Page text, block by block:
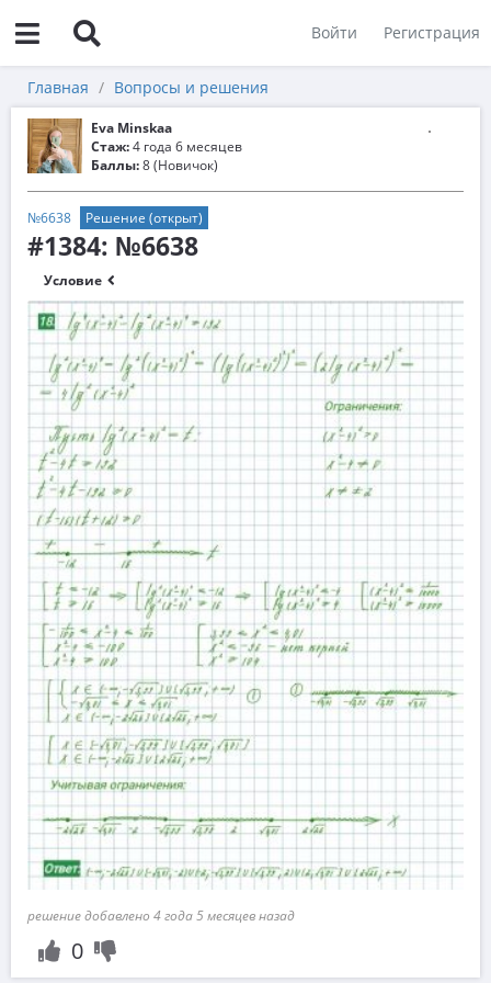
Войти Регистрация
Главная Вопросы и решения
Eva Minskaa
Стаж:4 года 6 месяцев
Баллы:8 (Новичок)
№6638 Решение (открыт)
#1384: №6638
Условие
решение добавлено 4 года 5 месяцев назад
0